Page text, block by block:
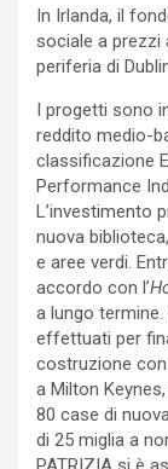
In Irlanda, il
sociale a prezzi
periferia di
I progetti sono
reddito medio-
classificazione
Performance
L’investimento
nuova
e aree verdi.
accordo con l’
a lungo
effettuati per
costruzione
a Milton
80 case di
di 25 miglia a